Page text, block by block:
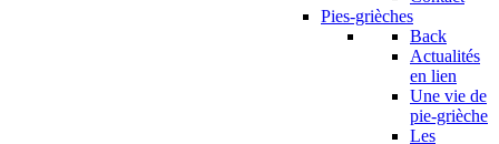
Pies-grièches
Back
Actualités
en lien
Une vie de
pie-grièche
Les